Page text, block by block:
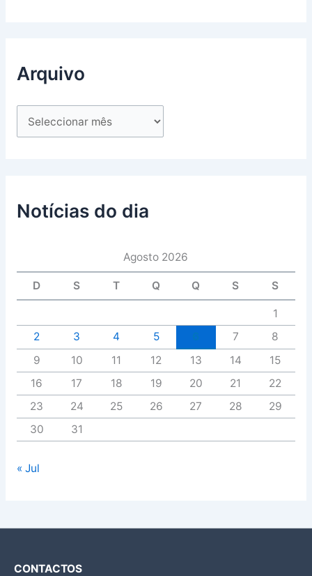
Arquivo
Notícias do dia
Agosto 2026
D S T Q Q S S
1
2
3 4 5 7
8
9
10 11 12 13 14
15
16
17 18 19 20 21
22
23
24 25 26 27 28
29
30
31
« Jul
CONTACTOS